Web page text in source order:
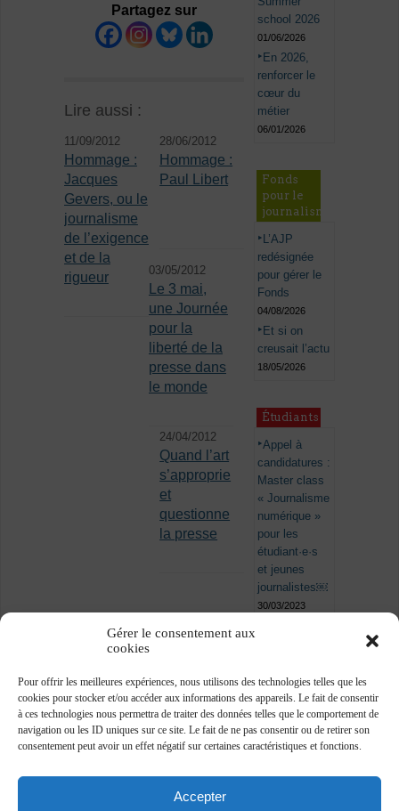
Gérer le consentement aux
cookies
Pour offrir les meilleures expériences, nous utilisons des technologies telles que les
cookies pour stocker et/ou accéder aux informations des appareils. Le fait de consentir
à ces technologies nous permettra de traiter des données telles que le comportement de
navigation ou les ID uniques sur ce site. Le fait de ne pas consentir ou de retirer son
consentement peut avoir un effet négatif sur certaines caractéristiques et fonctions.
Accepter
Partagez sur
Lire aussi :
11/09/2012
Hommage :
Jacques
Gevers, ou le
journalisme
de l’exigence
et de la
rigueur
28/06/2012
Hommage :
Paul Libert
03/05/2012
Le 3 mai,
une Journée
pour la
liberté de la
presse dans
le monde
24/04/2012
Quand l’art
s’approprie
et
questionne
la presse
school 2026
01/06/2026
En 2026,
renforcer le
cœur du
métier
06/01/2026
Fonds
pour le
journalisme
L’AJP
redésignée
pour gérer le
Fonds
04/08/2026
Et si on
creusait l’actu
18/05/2026
Étudiants
Appel à
candidatures :
Master class
« Journalisme
numérique »
pour les
étudiant·e·s
et jeunes
journalistes￼
30/03/2023